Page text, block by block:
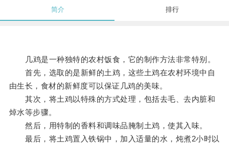
简介 排行
几鸡是一种独特的农村饭食，它的制作方法非常特别。
首先，选取的是新鲜的土鸡，这些土鸡在农村环境中自
由生长，食材的新鲜度可以保证几鸡的美味。
其次，将土鸡以特殊的方式处理，包括去毛、去内脏和
焯水等步骤。
然后，用特制的香料和调味品腌制土鸡，使其入味。
最后，将土鸡置入铁锅中，加入适量的水，炖煮2小时以